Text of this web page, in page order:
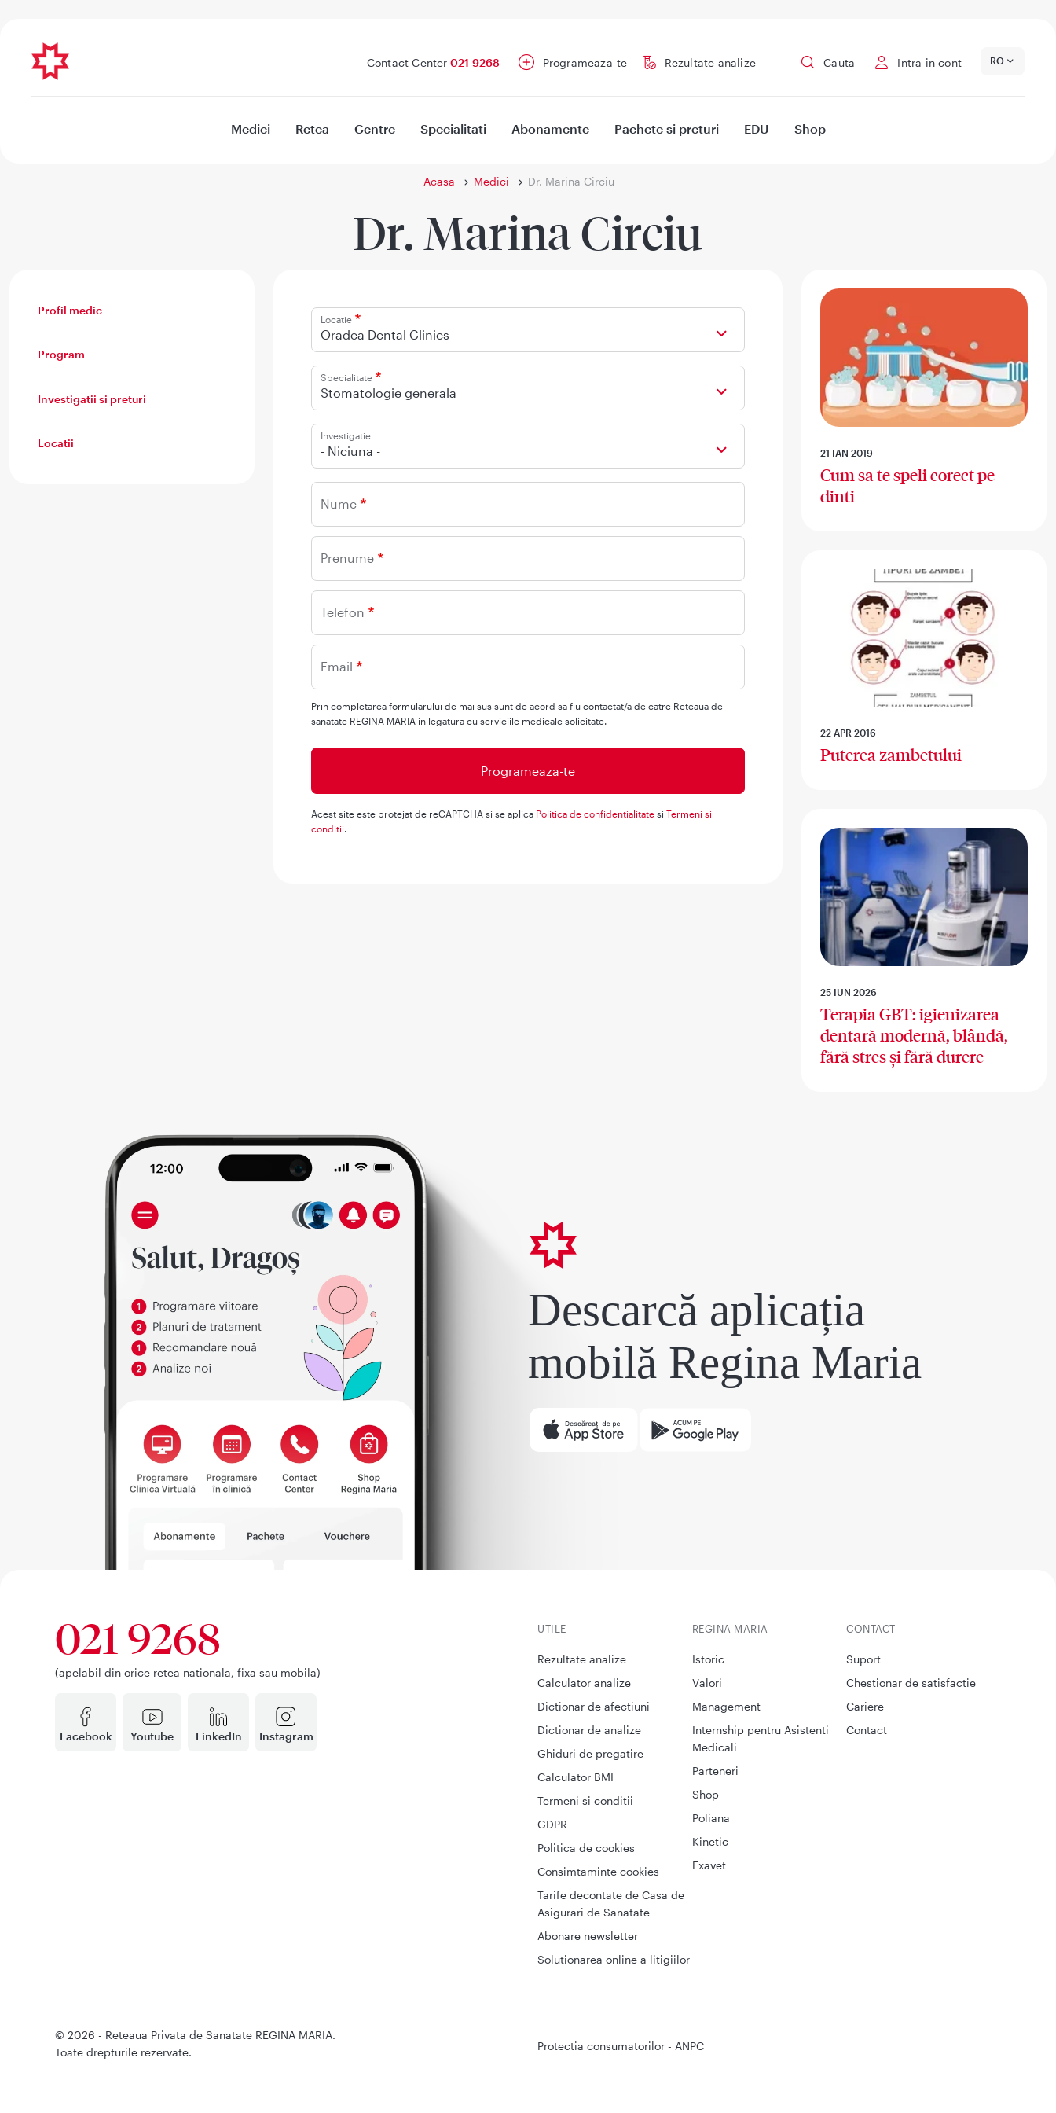
Contact Center 021 9268 Programeaza-te Rezultate analize Cauta Intra in cont RO
Medici Retea Centre Specialitati Abonamente Pachete si preturi EDU Shop
Acasa Medici Dr. Marina Circiu
Dr. Marina Circiu
Profil medic
Program
Investigatii si preturi
Locatii
Locatie
Oradea Dental Clinics
Specialitate
Stomatologie generala
Investigatie
- Niciuna -
Nume
Prenume
Telefon
Email
Prin completarea formularului de mai sus sunt de acord sa fiu contactat/a de catre Reteaua de
sanatate REGINA MARIA in legatura cu serviciile medicale solicitate.
Acest site este protejat de reCAPTCHA si se aplica Politica de confidentialitate si Termeni si
conditii.
21 IAN 2019
Cum sa te speli corect pe
dinti
22 APR 2016
Puterea zambetului
25 IUN 2026
Terapia GBT: igienizarea
dentară modernă, blândă,
fără stres și fără durere
Descarcă aplicația
mobilă Regina Maria
Facebook Youtube LinkedIn Instagram
021 9268
(apelabil din orice retea nationala, fixa sau mobila)
UTILE
Rezultate analize
Calculator analize
Dictionar de afectiuni
Dictionar de analize
Ghiduri de pregatire
Calculator BMI
Termeni si conditii
GDPR
Politica de cookies
Consimtaminte cookies
Tarife decontate de Casa de
Asigurari de Sanatate
Abonare newsletter
Solutionarea online a litigiilor
CONTACT
Suport
Chestionar de satisfactie
Cariere
Contact
REGINA MARIA
Istoric
Valori
Management
Internship pentru Asistenti
Medicali
Parteneri
Shop
Poliana
Kinetic
Exavet
Protectia consumatorilor - ANPC
© 2026 - Reteaua Privata de Sanatate REGINA MARIA.
Toate drepturile rezervate.